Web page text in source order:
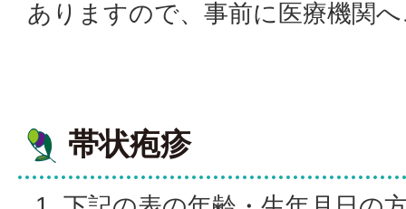
ありますので、事前に医療機関
帯状疱疹